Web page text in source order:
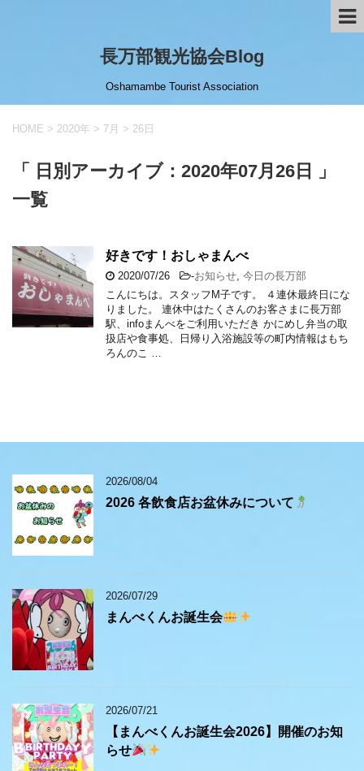
長万部観光協会Blog
Oshamambe Tourist Association
HOME > 2020年 > 7月 > 26日
「 日別アーカイブ：2020年07月26日 」
一覧
好きです！おしゃまんべ
2020/07/26 -お知らせ 今日の長万部
こんにちは。スタッフМ子です。 ４連休最終日にな
りました。 連休中はたくさんのお客さまに長万部
駅、infoまんべをご利用いただき かにめし弁当の取
扱店や食事処、日帰り入浴施設等の町内情報はもち
ろんのこ …
2026/08/04
2026 各飲食店お盆休みについて
2026/07/29
まんべくんお誕生会
2026/07/21
【まんべくんお誕生会2026】開催のお知
らせ